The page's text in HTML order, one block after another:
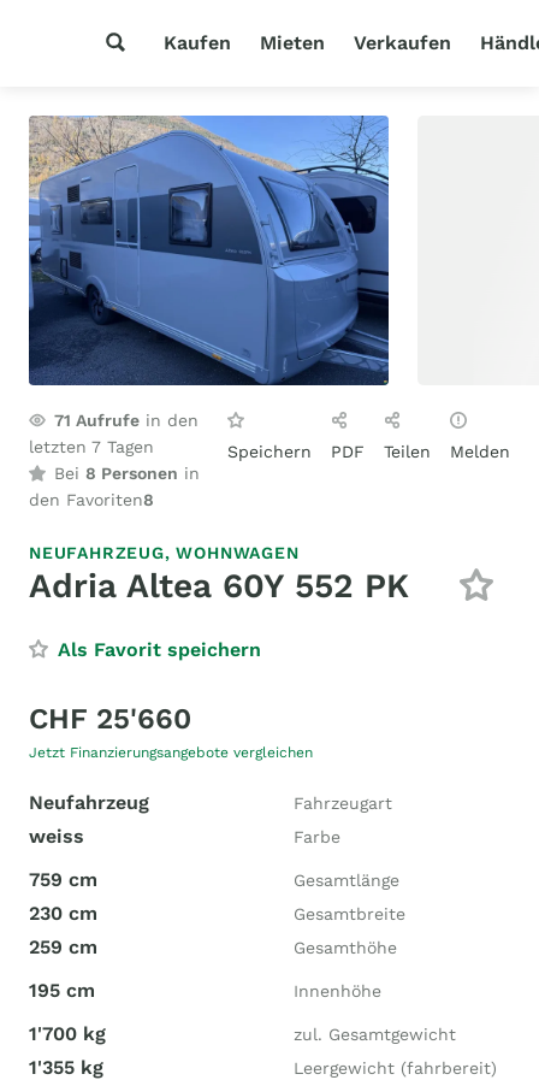
Kaufen Mieten Verkaufen
71 Aufrufe in den
letzten 7 Tagen
Bei 8 Personen in
den Favoriten8
Speichern PDF Teilen Melden
NEUFAHRZEUG,WOHNWAGEN
Adria Altea 60Y 552 PK
Als Favorit speichern
CHF 25'660
Jetzt Finanzierungsangebote vergleichen
Neufahrzeug Fahrzeugart
weiss Farbe
759 cm Gesamtlänge
230 cm Gesamtbreite
259 cm Gesamthöhe
195 cm Innenhöhe
1'700 kg zul. Gesamtgewicht
1'355 kg Leergewicht (fahrbereit)